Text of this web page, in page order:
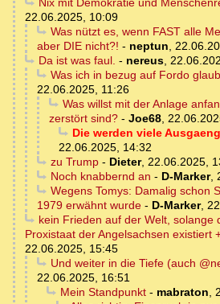
Nix mit Demokratie und
22.06.2025, 10:09
Was nützt es, wenn FAST alle
aber DIE nicht?! - neptun,
Da ist was faul. - nereus,
Was ich in bezug auf Fordo
22.06.2025, 11:26
Was willst mit der Anlage
zerstört sind? - Joe68,
Die werden viele
22.06.2025, 14:32
zu Trump- Dieter, 22.06.2025,
Noch knabbernd an - D-Marker,
Wegens Tomys: Damalig schon
1979 erwähnt wurde - D-Marker,
kein Frieden auf der Welt, solange
Proxistaat der Angelsachsen existiert
22.06.2025, 15:45
Und weiter in die Tiefe (auch
22.06.2025, 16:51
Mein Standpunkt- mabraton,